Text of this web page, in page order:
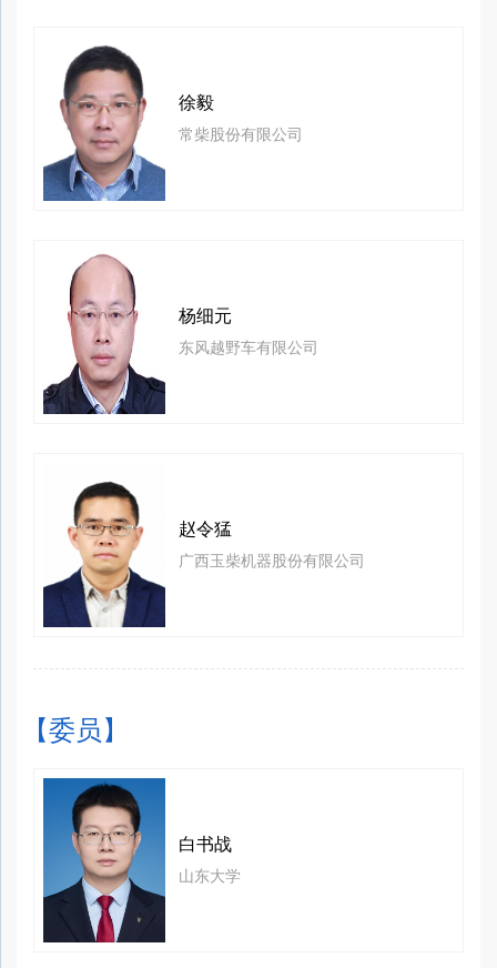
徐毅
常柴股份有限公司
杨细元
东风越野车有限公司
赵令猛
广西玉柴机器股份有限公司
【委员】
白书战
山东大学